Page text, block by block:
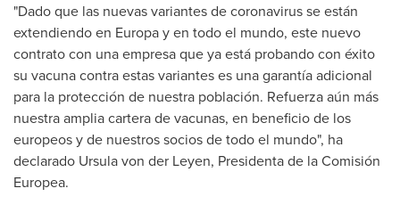
"Dado que las nuevas variantes de coronavirus se están
extendiendo en Europa y en todo el mundo, este nuevo
contrato con una empresa que ya está probando con éxito
su vacuna contra estas variantes es una garantía adicional
para la protección de nuestra población. Refuerza aún más
nuestra amplia cartera de vacunas, en beneficio de los
europeos y de nuestros socios de todo el mundo", ha
declarado Ursula von der Leyen, Presidenta de la Comisión
Europea.